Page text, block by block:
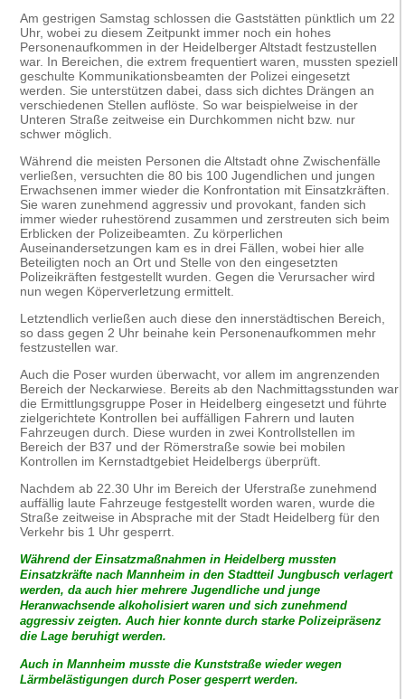
Am gestrigen Samstag schlossen die Gaststätten pünktlich um 22
Uhr, wobei zu diesem Zeitpunkt immer noch ein hohes
Personenaufkommen in der Heidelberger Altstadt festzustellen
war. In Bereichen, die extrem frequentiert waren, mussten speziell
geschulte Kommunikationsbeamten der Polizei eingesetzt
werden. Sie unterstützen dabei, dass sich dichtes Drängen an
verschiedenen Stellen auflöste. So war beispielweise in der
Unteren Straße zeitweise ein Durchkommen nicht bzw. nur
schwer möglich.
Während die meisten Personen die Altstadt ohne Zwischenfälle
verließen, versuchten die 80 bis 100 Jugendlichen und jungen
Erwachsenen immer wieder die Konfrontation mit Einsatzkräften.
Sie waren zunehmend aggressiv und provokant, fanden sich
immer wieder ruhestörend zusammen und zerstreuten sich beim
Erblicken der Polizeibeamten. Zu körperlichen
Auseinandersetzungen kam es in drei Fällen, wobei hier alle
Beteiligten noch an Ort und Stelle von den eingesetzten
Polizeikräften festgestellt wurden. Gegen die Verursacher wird
nun wegen Köperverletzung ermittelt.
Letztendlich verließen auch diese den innerstädtischen Bereich,
so dass gegen 2 Uhr beinahe kein Personenaufkommen mehr
festzustellen war.
Auch die Poser wurden überwacht, vor allem im angrenzenden
Bereich der Neckarwiese. Bereits ab den Nachmittagsstunden war
die Ermittlungsgruppe Poser in Heidelberg eingesetzt und führte
zielgerichtete Kontrollen bei auffälligen Fahrern und lauten
Fahrzeugen durch. Diese wurden in zwei Kontrollstellen im
Bereich der B37 und der Römerstraße sowie bei mobilen
Kontrollen im Kernstadtgebiet Heidelbergs überprüft.
Nachdem ab 22.30 Uhr im Bereich der Uferstraße zunehmend
auffällig laute Fahrzeuge festgestellt worden waren, wurde die
Straße zeitweise in Absprache mit der Stadt Heidelberg für den
Verkehr bis 1 Uhr gesperrt.
Während der Einsatzmaßnahmen in Heidelberg mussten
Einsatzkräfte nach Mannheim in den Stadtteil Jungbusch verlagert
werden, da auch hier mehrere Jugendliche und junge
Heranwachsende alkoholisiert waren und sich zunehmend
aggressiv zeigten. Auch hier konnte durch starke Polizeipräsenz
die Lage beruhigt werden.
Auch in Mannheim musste die Kunststraße wieder wegen
Lärmbelästigungen durch Poser gesperrt werden.